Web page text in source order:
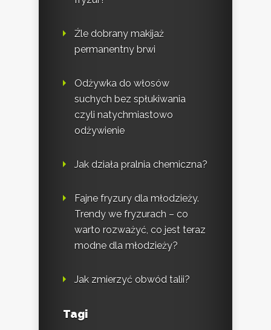
Źle dobrany makijaż
permanentny brwi
Odżywka do włosów
suchych bez spłukiwania
czyli natychmiastowo
odżywienie
Jak działa pralnia chemiczna?
Fajne fryzury dla młodzieży.
Trendy we fryzurach – co
warto rozważyć, co jest teraz
modne dla młodzieży?
Jak zmierzyć obwód talii?
Tagi